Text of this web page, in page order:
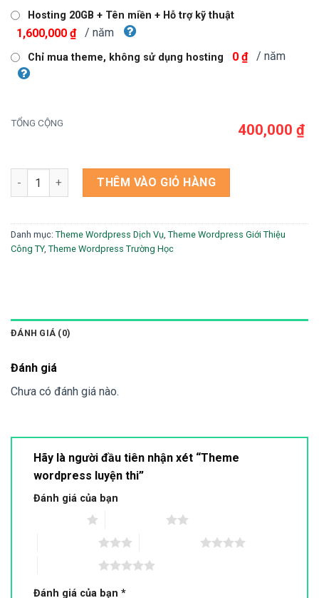
Hosting 20GB + Tên miền + Hỗ trợ kỹ thuật
1,600,000 ₫ / năm
Chỉ mua theme, không sử dụng hosting 0 ₫ / năm
TỔNG CỘNG 400,000 ₫
Theme wordpress luyện thi số lượng
THÊM VÀO GIỎ HÀNG
Danh mục: Theme Wordpress Dịch Vụ, Theme Wordpress Giới Thiệu
Công TY, Theme Wordpress Trường Học
ĐÁNH GIÁ (0)
Đánh giá
Chưa có đánh giá nào.
Hãy là người đầu tiên nhận xét “Theme
wordpress luyện thi”
Đánh giá của bạn
Đánh giá của bạn *